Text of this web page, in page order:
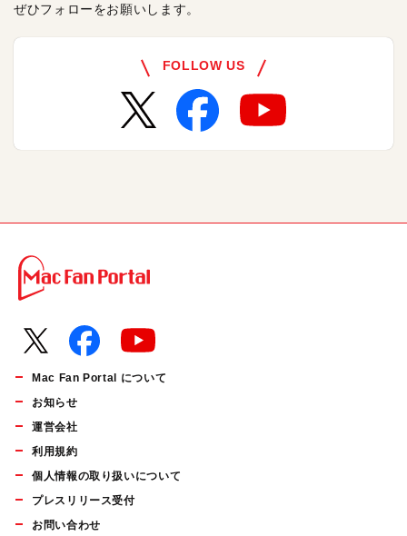
ぜひフォローをお願いします。
FOLLOW US
Mac Fan Portal について
お知らせ
運営会社
利用規約
個人情報の取り扱いについて
プレスリリース受付
お問い合わせ